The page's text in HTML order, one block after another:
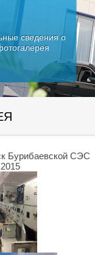
сведения о
Бурибаевской СЭС